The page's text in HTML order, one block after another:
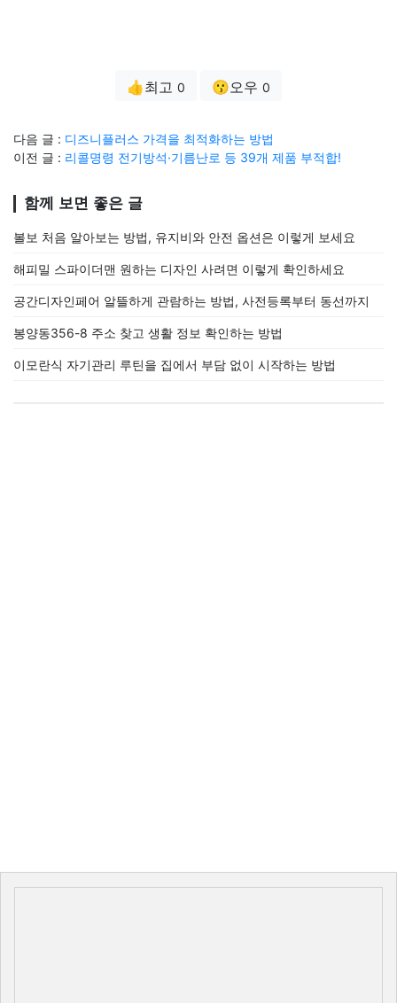
👍최고 0 😗오우 0
다음 글 : 디즈니플러스 가격을 최적화하는 방법
이전 글 : 리콜명령 전기방석·기름난로 등 39개 제품 부적합!
함께 보면 좋은 글
볼보 처음 알아보는 방법, 유지비와 안전 옵션은 이렇게 보세요
해피밀 스파이더맨 원하는 디자인 사려면 이렇게 확인하세요
공간디자인페어 알뜰하게 관람하는 방법, 사전등록부터 동선까지
봉양동356-8 주소 찾고 생활 정보 확인하는 방법
이모란식 자기관리 루틴을 집에서 부담 없이 시작하는 방법